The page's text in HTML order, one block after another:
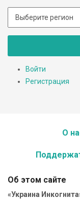
Войти
Регистрация
О
Об этом сайте
«Украина